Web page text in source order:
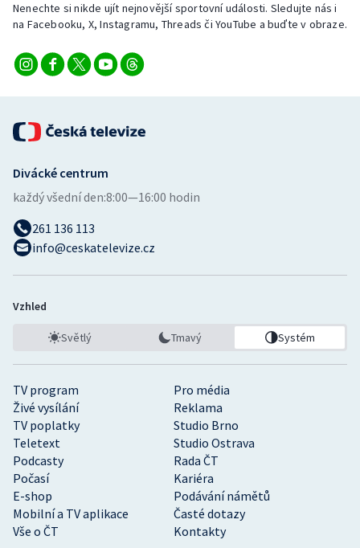
Nenechte si nikde ujít nejnovější sportovní události. Sledujte nás i
na Facebooku, X, Instagramu, Threads či YouTube a buďte v obraze.
TV program
Pro média
Živé vysílání
Reklama
TV poplatky
Studio Brno
Teletext
Studio Ostrava
Podcasty
Rada ČT
Počasí
Kariéra
E-shop
Podávání námětů
Mobilní a TV aplikace
Časté dotazy
Vše o ČT
Kontakty
Divácké centrum
každý všední den:8:00—16:00 hodin
261 136 113
info@ceskatelevize.cz
Vzhled
Světlý Tmavý Systém